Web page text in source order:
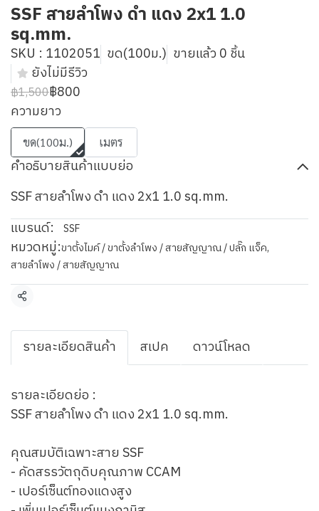
SSF สายลำโพง ดำ แดง 2x1 1.0
sq.mm.
SKU : 1102051 ขด(100ม.) ขายแล้ว 0 ชิ้น
ยังไม่มีรีวิว
฿1,500฿800
ความยาว
ขด(100ม.) เมตร
คำอธิบายสินค้าแบบย่อ
SSF สายลำโพง ดำ แดง 2x1 1.0 sq.mm.
แบรนด์:
SSF
หมวดหมู่:ขาตั้งไมค์ / ขาตั้งลำโพง / สายสัญญาณ / ปลั๊ก แจ็ค,
สายลำโพง / สายสัญญาณ
แชร์
รายละเอียดสินค้า สเปค ดาวน์โหลด
รายละเอียดย่อ :
SSF สายลำโพง ดำ แดง 2x1 1.0 sq.mm.
คุณสมบัติเฉพาะสาย SSF
- คัดสรรวัตถุดิบคุณภาพ CCAM
- เปอร์เซ็นต์ทองแดงสูง